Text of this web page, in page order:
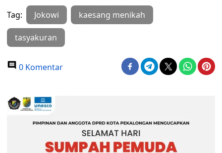
Tag: Jokowi kaesang menikah
tasyakuran
0 Komentar